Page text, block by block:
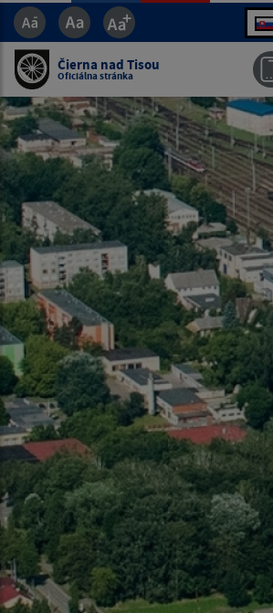
Jazyk
Čierna nad Tisou
Oficiálna stránka